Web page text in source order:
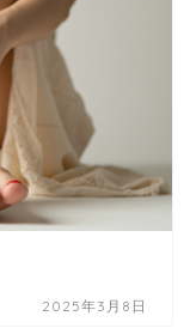
2025年3月8日